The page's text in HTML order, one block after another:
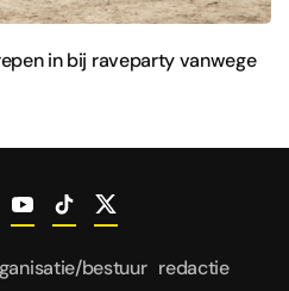
in bij raveparty vanwege
bestuur redactie